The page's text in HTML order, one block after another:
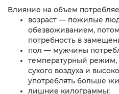
Влияние на объем
возраст — пожилые
обезвоживанием,
потребность в
пол — мужчины
температурный режим,
сухого воздуха и
употреблять больше
лишние килограммы;